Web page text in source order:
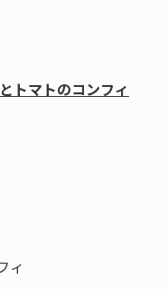
トマトのコンフィ
ィ